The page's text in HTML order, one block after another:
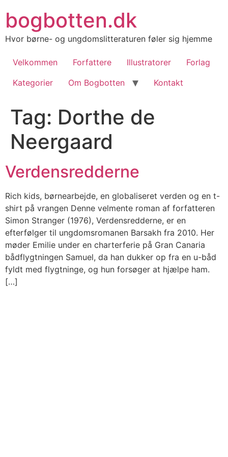
indhold
bogbotten.dk
Hvor børne- og ungdomslitteraturen føler sig hjemme
Velkommen Forfattere Illustratorer
Forlag
Kategorier
Om Bogbotten Kontakt
Tag: Dorthe de
Neergaard
Verdensredderne
Rich kids, børnearbejde, en globaliseret verden og en t-
shirt på vrangen Denne velmente roman af forfatteren
Simon Stranger (1976), Verdensredderne, er en
efterfølger til ungdomsromanen Barsakh fra 2010. Her
møder Emilie under en charterferie på Gran Canaria
bådflygtningen Samuel, da han dukker op fra en u-båd
fyldt med flygtninge, og hun forsøger at hjælpe ham.
[…]